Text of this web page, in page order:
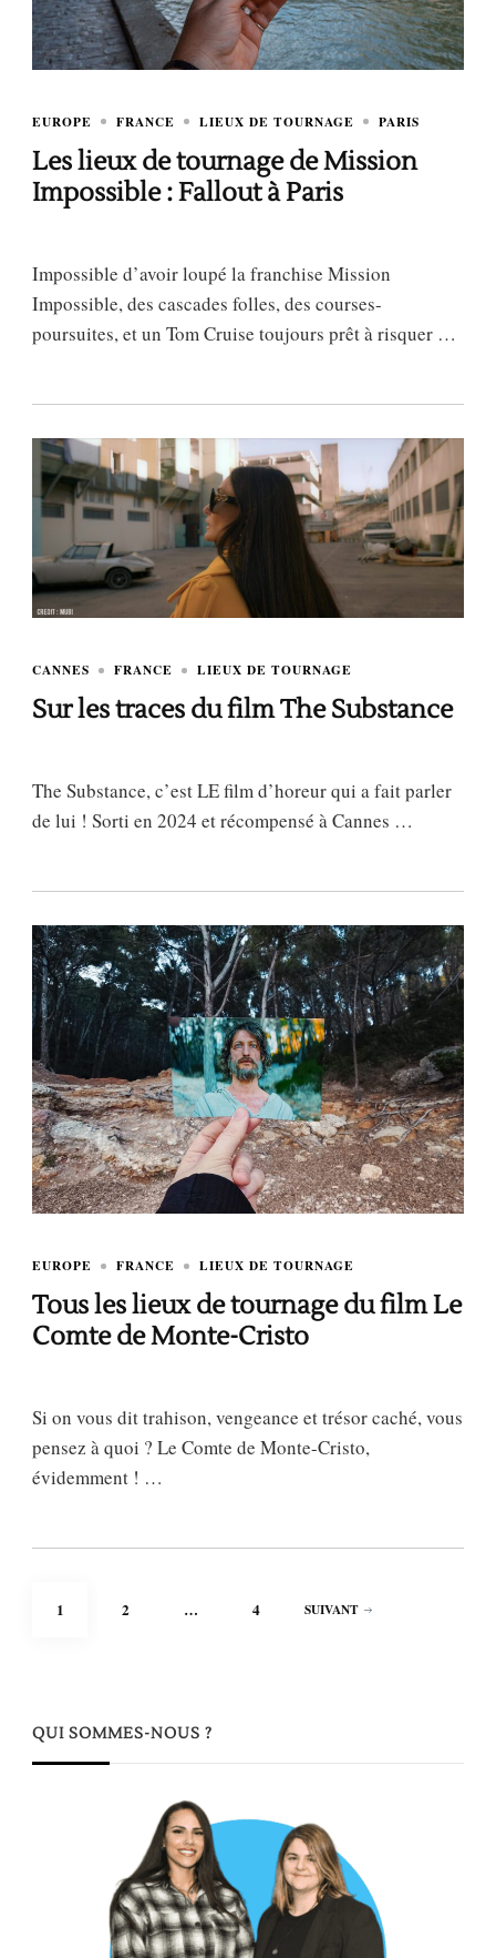
EUROPE FRANCE LIEUX DE TOURNAGE PARIS
Les lieux de tournage de Mission
Impossible : Fallout à Paris
Impossible d’avoir loupé la franchise Mission
Impossible, des cascades folles, des courses-
poursuites, et un Tom Cruise toujours prêt à risquer …
CANNES FRANCE LIEUX DE TOURNAGE
Sur les traces du film The Substance
The Substance, c’est LE film d’horeur qui a fait parler
de lui ! Sorti en 2024 et récompensé à Cannes …
EUROPE FRANCE LIEUX DE TOURNAGE
Tous les lieux de tournage du film Le
Comte de Monte-Cristo
Si on vous dit trahison, vengeance et trésor caché, vous
pensez à quoi ? Le Comte de Monte-Cristo,
évidemment ! …
Pagination
PAGE
1 PAGE
2 … PAGE
4 SUIVANT
QUI SOMMES-NOUS ?